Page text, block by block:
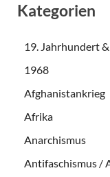
Kategorien
19. Jahrhundert
1968
Afghanistankrieg
Afrika
Anarchismus
Antifaschismus /